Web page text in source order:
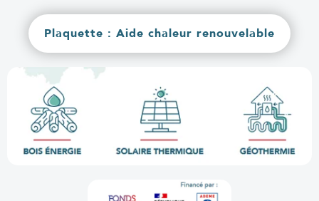
Plaquette : Aide chaleur renouvelable